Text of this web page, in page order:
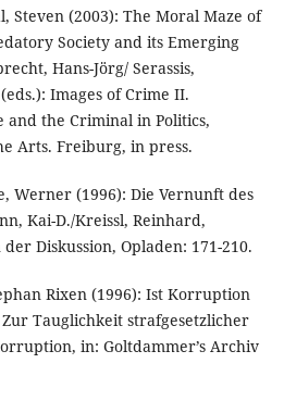
Steven (2003): The Moral Maze of
Society and its Emerging
Hans-Jörg/ Serassis,
Images of Crime II.
and the Criminal in Politics,
Arts. Freiburg, in press.
Werner (1996): Die Vernunft des
Kai-D./Kreissl, Reinhard,
Diskussion, Opladen: 171-210.
Rixen (1996): Ist Korruption
Tauglichkeit strafgesetzlicher
in: Goltdammer’s Archiv